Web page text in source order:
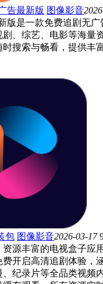
告最新版 图像影音
版是一款免费追剧无
、综艺、电影等海量
搜索与畅看，提供丰
包 图像影音2026-03-17
源丰富的电视盒子应
开启高清追剧体验，
纪录片等全品类视频